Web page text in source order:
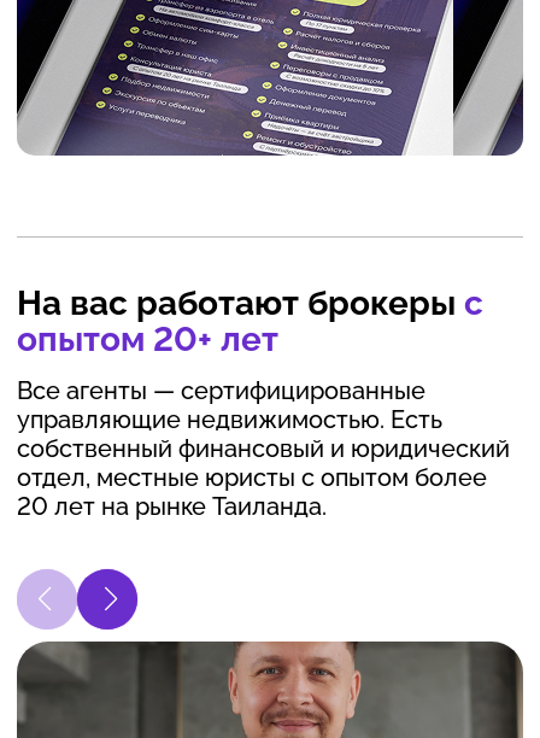
На вас работают брокеры с
опытом 20+ лет
Все агенты — сертифицированные
управляющие недвижимостью. Есть
собственный финансовый и юридический
отдел, местные юристы с опытом более
20 лет на рынке Таиланда.